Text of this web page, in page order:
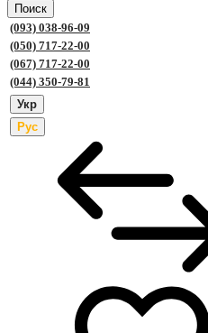
Поиск
(093) 038-96-09
(050) 717-22-00
(067) 717-22-00
(044) 350-79-81
Укр
Рус